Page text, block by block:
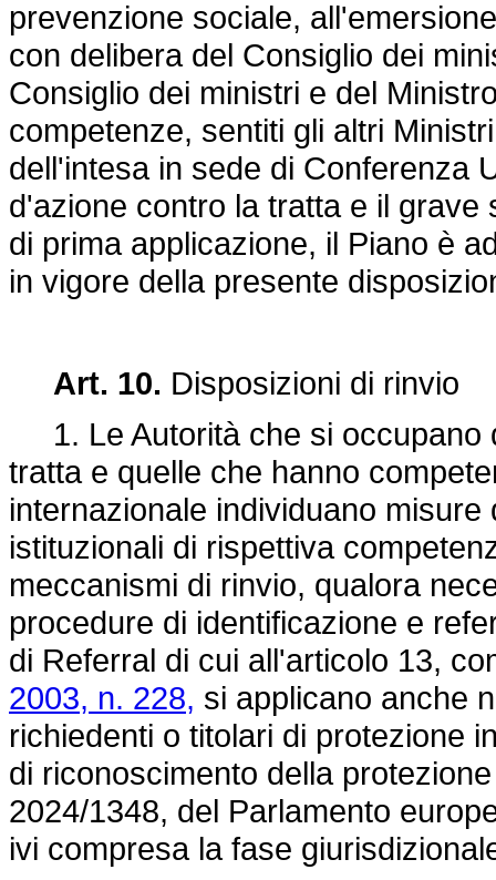
prevenzione sociale,
con delibera del Consiglio dei
Consiglio dei ministri e del
competenze, sentiti gli altri
dell'intesa in sede di Conferenza
d'azione contro la tratta e il
di prima applicazione, il Piano è
in vigore della presente
Art. 10. Disposizioni di rinvio
1. Le Autorità che si occupano
tratta e quelle che hanno
internazionale individuano
istituzionali di rispettiva
meccanismi di rinvio, qualora
procedure di identificazione e
di Referral di cui all'articolo 13,
2003, n. 228, si applicano anche
richiedenti o titolari di protezione
di riconoscimento della
2024/1348, del Parlamento
ivi compresa la fase